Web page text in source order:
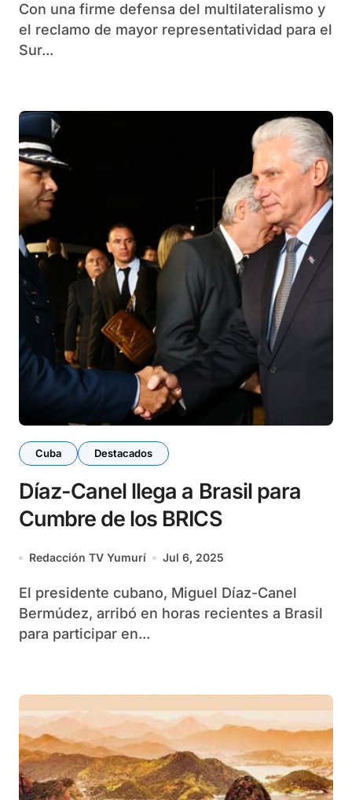
Con una firme defensa del multilateralismo y
el reclamo de mayor representatividad para el
Sur...
Cuba Destacados
Díaz-Canel llega a Brasil para
Cumbre de los BRICS
Redacción TV Yumurí Jul 6, 2025
El presidente cubano, Miguel Díaz-Canel
Bermúdez, arribó en horas recientes a Brasil
para participar en...